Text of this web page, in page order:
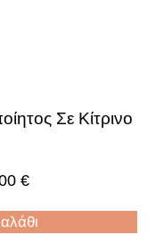
Σε Κίτρινο
€